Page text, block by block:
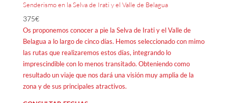
Senderismo en la Selva de Irati y el Valle de Belagua
375€
Os proponemos conocer a pie la Selva de Irati y el Valle de
Belagua a lo largo de cinco días. Hemos seleccionado con mimo
las rutas que realizaremos estos días, integrando lo
imprescindible con lo menos transitado. Obteniendo como
resultado un viaje que nos dará una visión muy amplia de la
zona y de sus principales atractivos.